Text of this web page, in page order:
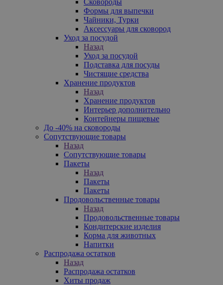
Формы для выпечки
Чайники, Турки
Аксессуары для сковород
Уход за посудой
Назад
Уход за посудой
Подставка для посуды
Чистящие средства
Хранение продуктов
Назад
Хранение продуктов
Интерьер дополнительно
Контейнеры пищевые
До -40% на сковороды
Сопутствующие товары
Назад
Сопутствующие товары
Пакеты
Назад
Пакеты
Пакеты
Продовольственные товары
Назад
Продовольственные товары
Кондитерские изделия
Корма для животных
Напитки
Распродажа остатков
Назад
Распродажа остатков
Хиты продаж